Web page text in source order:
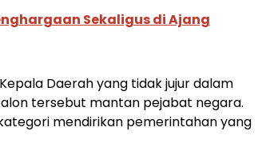
Sekaligus di Ajang
Daerah yang tidak jujur dalam
tersebut mantan pejabat negara.
mendirikan pemerintahan yang